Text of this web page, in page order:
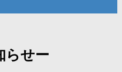
らせー